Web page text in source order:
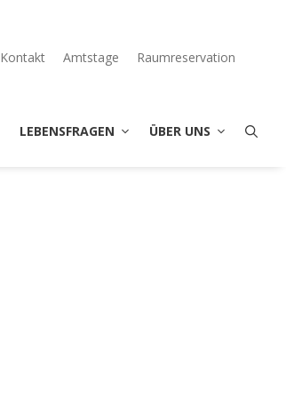
Kontakt Amtstage Raumreservation
LEBENSFRAGEN ÜBER UNS